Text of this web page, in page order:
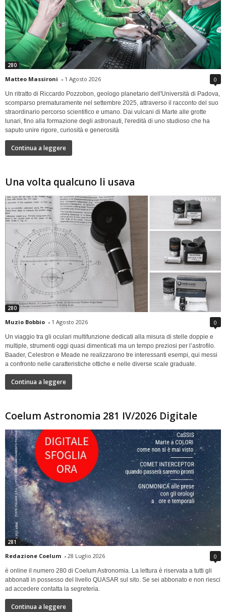
280
Matteo Massironi - 1 Agosto 2026 0
Un ritratto di Riccardo Pozzobon, geologo planetario dell'Università di Padova,
scomparso prematuramente nel settembre 2025, attraverso il racconto del suo
straordinario percorso scientifico e umano. Dai vulcani di Marte alle grotte
lunari, fino alla formazione degli astronauti, l'eredità di uno studioso che ha
saputo unire rigore, curiosità e generosità
Continua a leggere
Una volta qualcuno li usava
280
Muzio Bobbio - 1 Agosto 2026 0
Un viaggio tra gli oculari multifunzione dedicati alla misura di stelle doppie e
multiple, strumenti oggi quasi dimenticati ma un tempo preziosi per l’astrofilo.
Baader, Celestron e Meade ne realizzarono tre interessanti esempi, qui messi
a confronto nelle caratteristiche ottiche e nelle diverse scale graduate.
Continua a leggere
Coelum Astronomia 281 IV/2026 Digitale
281
Redazione Coelum - 28 Luglio 2026 0
è online il numero 280 di Coelum Astronomia. La lettura è riservata a tutti gli
abbonati in possesso del livello QUASAR sul sito. Se sei abbonato e non riesci
ad accedere contatta la segreteria.
Continua a leggere